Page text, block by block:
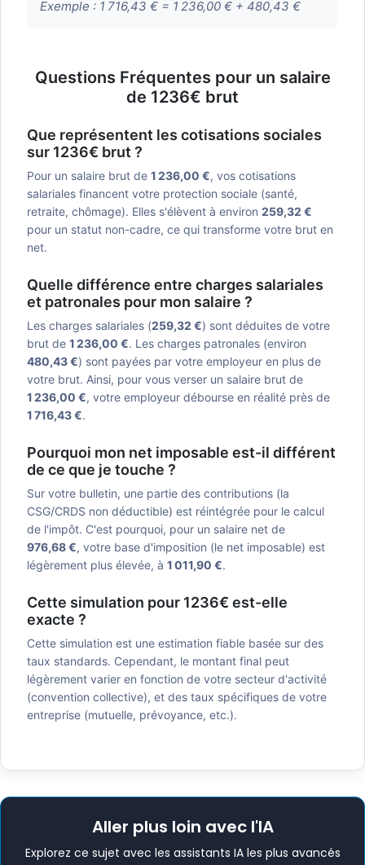
Exemple : 1 716,43 € = 1 236,00 € + 480,43 €
Questions Fréquentes pour un salaire
de 1236€ brut
Que représentent les cotisations sociales
sur 1236€ brut ?
Pour un salaire brut de 1 236,00 €, vos cotisations
salariales financent votre protection sociale (santé,
retraite, chômage). Elles s'élèvent à environ 259,32 €
pour un statut non-cadre, ce qui transforme votre brut en
net.
Quelle différence entre charges salariales
et patronales pour mon salaire ?
Les charges salariales (259,32 €) sont déduites de votre
brut de 1 236,00 €. Les charges patronales (environ
480,43 €) sont payées par votre employeur en plus de
votre brut. Ainsi, pour vous verser un salaire brut de
1 236,00 €, votre employeur débourse en réalité près de
1 716,43 €.
Pourquoi mon net imposable est-il différent
de ce que je touche ?
Sur votre bulletin, une partie des contributions (la
CSG/CRDS non déductible) est réintégrée pour le calcul
de l'impôt. C'est pourquoi, pour un salaire net de
976,68 €, votre base d'imposition (le net imposable) est
légèrement plus élevée, à 1 011,90 €.
Cette simulation pour 1236€ est-elle
exacte ?
Cette simulation est une estimation fiable basée sur des
taux standards. Cependant, le montant final peut
légèrement varier en fonction de votre secteur d'activité
(convention collective), et des taux spécifiques de votre
entreprise (mutuelle, prévoyance, etc.).
Aller plus loin avec l'IA
Explorez ce sujet avec les assistants IA les plus avancés